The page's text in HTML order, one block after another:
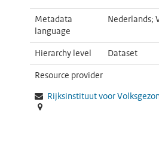
Metadata
language
Nederlands;
Hierarchy level Dataset
Resource provider
Rijksinstituut voor